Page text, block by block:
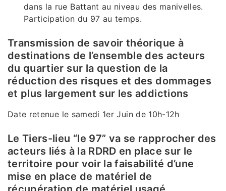
dans la rue Battant au niveau des manivelles.
Participation du 97 au temps.
Transmission de savoir théorique à
destinations de l’ensemble des acteurs
du quartier sur la question de la
réduction des risques et des dommages
et plus largement sur les addictions
Date retenue le samedi 1er Juin de 10h-12h
Le Tiers-lieu “le 97” va se rapprocher des
acteurs liés à la RDRD en place sur le
territoire pour voir la faisabilité d’une
mise en place de matériel de